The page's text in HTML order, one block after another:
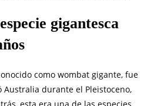
gigantesca
como wombat gigante, fue
durante el Pleistoceno,